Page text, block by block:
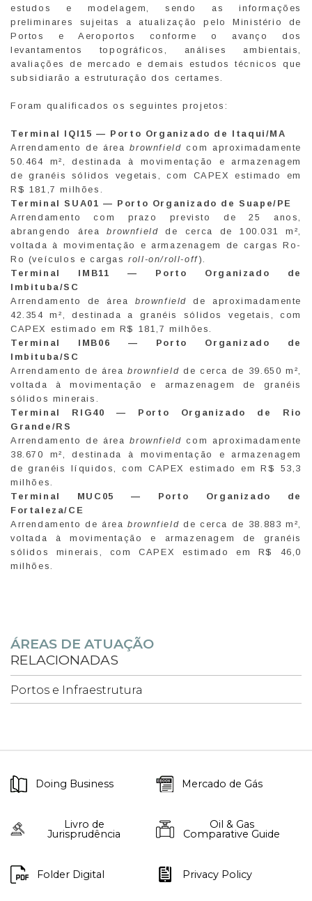
estudos e modelagem, sendo as informações
preliminares sujeitas a atualização pelo Ministério de
Portos e Aeroportos conforme o avanço dos
levantamentos topográficos, análises ambientais,
avaliações de mercado e demais estudos técnicos que
subsidiarão a estruturação dos certames.
Foram qualificados os seguintes projetos:
Terminal IQI15 — Porto Organizado de Itaqui/MA
Arrendamento de áreabrownfield com aproximadamente
50.464 m², destinada à movimentação e armazenagem
de granéis sólidos vegetais, com CAPEX estimado em
R$ 181,7 milhões.
Terminal SUA01 — Porto Organizado de Suape/PE
Arrendamento com prazo previsto de 25 anos,
abrangendo áreabrownfield de cerca de 100.031 m²,
voltada à movimentação e armazenagem de cargas Ro-
Ro (veículos e cargasroll-on/roll-off).
Terminal IMB11 — Porto Organizado de
Imbituba/SC
Arrendamento de área brownfield de aproximadamente
42.354 m², destinada a granéis sólidos vegetais, com
CAPEX estimado em R$ 181,7 milhões.
Terminal IMB06 — Porto Organizado de
Imbituba/SC
Arrendamento de áreabrownfield de cerca de 39.650 m²,
voltada à movimentação e armazenagem de granéis
sólidos minerais.
Terminal RIG40 — Porto Organizado de Rio
Grande/RS
Arrendamento de áreabrownfield com aproximadamente
38.670 m², destinada à movimentação e armazenagem
de granéis líquidos, com CAPEX estimado em R$ 53,3
milhões.
Terminal MUC05 — Porto Organizado de
Fortaleza/CE
Arrendamento de áreabrownfield de cerca de 38.883 m²,
voltada à movimentação e armazenagem de granéis
sólidos minerais, com CAPEX estimado em R$ 46,0
milhões.
ÁREAS DE ATUAÇÃO
RELACIONADAS
Portos e Infraestrutura
Doing Business Mercado de Gás
Livro de
Jurisprudência
Oil & Gas
Comparative Guide
Folder Digital Privacy Policy